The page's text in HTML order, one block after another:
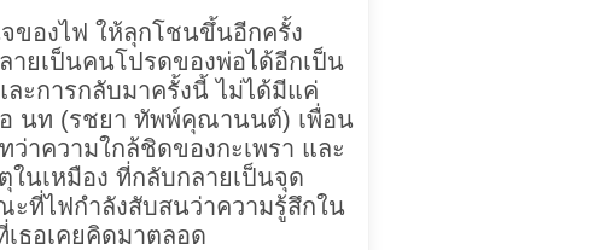
ของไฟ ให้ลุกโชนขึ้นอีกครั้ง
ายเป็นคนโปรดของพ่อได้อีกเป็น
ละการกลับมาครั้งนี้ ไม่ได้มีแค่
นท (รชยา ทัพพ์คุณานนต์) เพื่อน
าความใกล้ชิดของกะเพรา และ
ในเหมือง ที่กลับกลายเป็นจุด
ที่ไฟกำลังสับสนว่าความรู้สึกใน
เธอเคยคิดมาตลอด